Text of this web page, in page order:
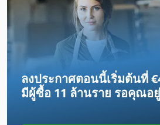
ลงประกาศตอนนี้เริ่มต้นที่
มีผู้ซื้อ 11 ล้านราย รอคุณอยู่